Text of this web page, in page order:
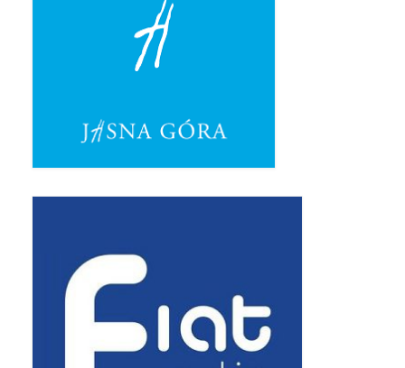
Zaprzyjaźnione strony
Standardy ochrony małoletnich